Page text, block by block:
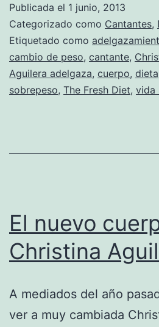
Publicada el 1 junio, 2013
Categorizado como Cantantes,
Etiquetado como
cambio de peso, cantante,
Aguilera adelgaza, cuerpo, dieta
sobrepeso, The Fresh Diet, vida
El nuevo
Christina
A mediados del año
ver a muy cambiada